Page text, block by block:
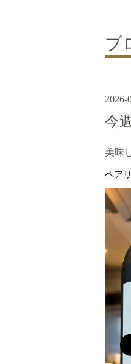
ブ
2026-
今
美味
ペア